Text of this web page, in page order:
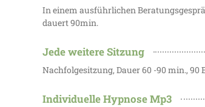
In einem ausführlichen
dauert 90min.
Jede weitere Sitzung
Nachfolgesitzung, Dauer 60 -90 min., 90
Individuelle Hypnose Mp3